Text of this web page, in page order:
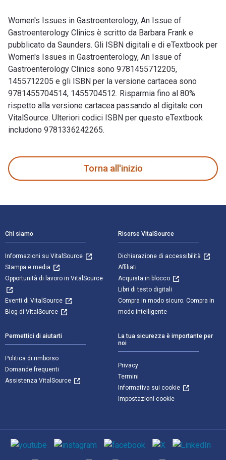
Women's Issues in Gastroenterology, An Issue of
Gastroenterology Clinics è scritto da Barbara Frank e
pubblicato da Saunders. Gli ISBN digitali e di eTextbook per
Women's Issues in Gastroenterology, An Issue of
Gastroenterology Clinics sono 9781455712205,
1455712205 e gli ISBN per la versione cartacea sono
9781455704514, 1455704512. Risparmia fino al 80%
rispetto alla versione cartacea passando al digitale con
VitalSource. Ulteriori codici ISBN per questo eTextbook
includono 9781336242265.
Torna all'inizio
Chi siamo
Informazioni su VitalSource
Stampa e media
Opportunità di lavoro in VitalSource
Eventi di VitalSource
Blog di VitalSource
Risorse VitalSource
Dichiarazione di accessibilità
Affiliati
Acquista in blocco
Libri di testo digitali
Compra in modo sicuro. Compra in
modo intelligente
Permettici di aiutarti
Politica di rimborso
Domande frequenti
Assistenza VitalSource
La tua sicurezza è importante per
noi
Privacy
Termini
Informativa sui cookie
Impostazioni cookie
Mezzi sociali